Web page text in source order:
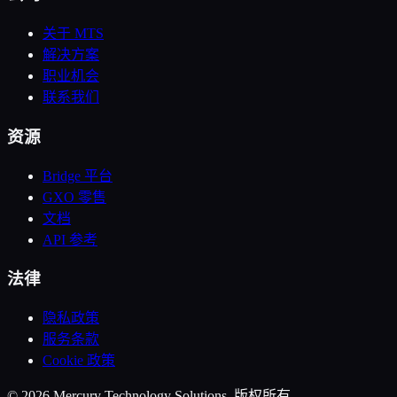
关于 MTS
解决方案
职业机会
联系我们
资源
Bridge 平台
GXO 零售
文档
API 参考
法律
隐私政策
服务条款
Cookie 政策